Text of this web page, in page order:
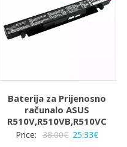
Baterija za Prijenosno
računalo ASUS
R510V,R510VB,R510VC
Price: 38.00€ Izvorna
25.33€